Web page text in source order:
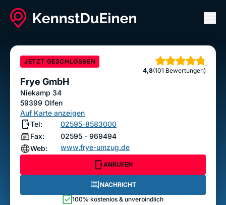
Frye GmbH
ANRUFEN NACHRICHT
Bewertung abgeben
JETZT GESCHLOSSEN
4,8
Sterne
(101 Bewertungen)
Frye GmbH
Niekamp 34
59399 Olfen
Auf Karte anzeigen
Tel:
02595-8583000
Fax:
02595 - 969494
Web:
www.frye-umzug.de
ANRUFEN
NACHRICHT
100% kostenlos & unverbindlich